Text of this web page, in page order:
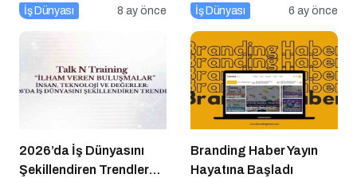
Medipol
İş Dünyası 8 ay önce
Tasarlayanlar Sahne
İş Dünyası 6 ay önce
2026’da İş Dünyasını
Şekillendiren Trendler
Branding Haber Yayın
Hayatına Başladı